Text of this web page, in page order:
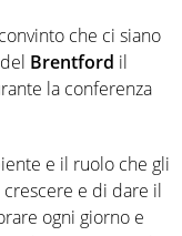
che ci siano
Brentford il
la conferenza
e il ruolo che gli
e di dare il
ogni giorno e